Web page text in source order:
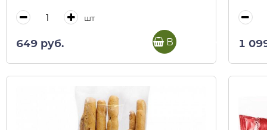
шт
649 руб. В корзину 1